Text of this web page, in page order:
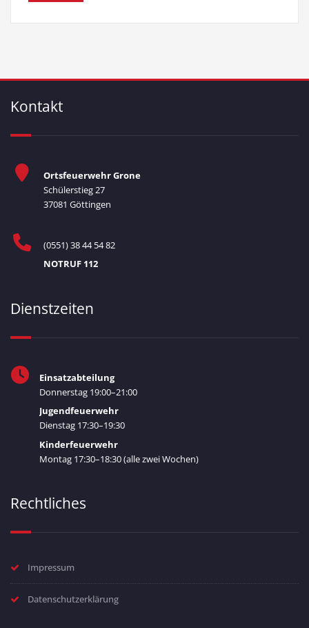
Kontakt
Ortsfeuerwehr Grone
Schülerstieg 27
37081 Göttingen
(0551) 38 44 54 82
NOTRUF 112
Dienstzeiten
Einsatzabteilung
Donnerstag 19:00–21:00
Jugendfeuerwehr
Dienstag 17:30–19:30
Kinderfeuerwehr
Montag 17:30–18:30 (alle zwei Wochen)
Rechtliches
Impressum
Datenschutzerklärung